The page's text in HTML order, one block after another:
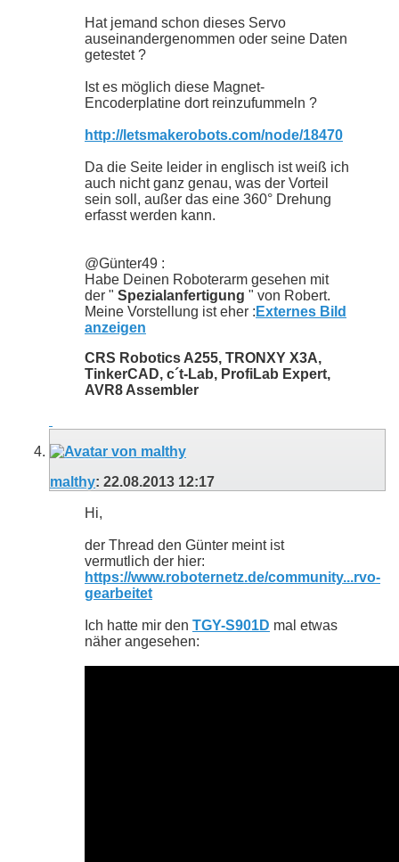
Hat jemand schon dieses Servo
auseinandergenommen oder seine Daten
getestet ?
Ist es möglich diese Magnet-
Encoderplatine dort reinzufummeln ?
http://letsmakerobots.com/node/18470
Da die Seite leider in englisch ist weiß ich
auch nicht ganz genau, was der Vorteil
sein soll, außer das eine 360° Drehung
erfasst werden kann.
@Günter49 :
Habe Deinen Roboterarm gesehen mit
der " Spezialanfertigung " von Robert.
Meine Vorstellung ist eher : Externes Bild
anzeigen
CRS Robotics A255, TRONXY X3A,
TinkerCAD, c´t-Lab, ProfiLab Expert,
AVR8 Assembler
malthy: 22.08.2013 12:17
Hi,
der Thread den Günter meint ist
vermutlich der hier:
https://www.roboternetz.de/community...rvo-
gearbeitet
Ich hatte mir den TGY-S901D mal etwas
näher angesehen: